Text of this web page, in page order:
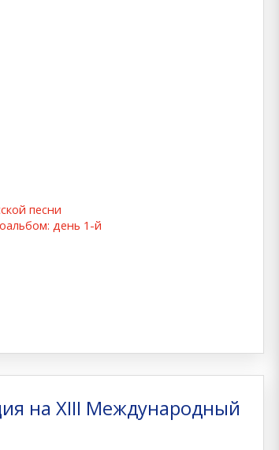
песни
день 1-й
на XIII Международный